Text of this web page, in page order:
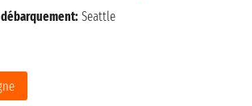
débarquement: Seattle